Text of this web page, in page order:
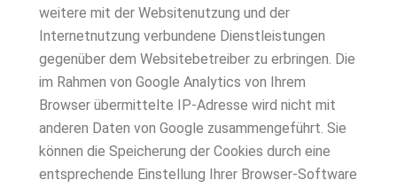
weitere mit der Websitenutzung und der
Internetnutzung verbundene Dienstleistungen
gegenüber dem Websitebetreiber zu erbringen. Die
im Rahmen von Google Analytics von Ihrem
Browser übermittelte IP-Adresse wird nicht mit
anderen Daten von Google zusammengeführt. Sie
können die Speicherung der Cookies durch eine
entsprechende Einstellung Ihrer Browser-Software